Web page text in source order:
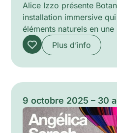
Alice Izzo présente
installation immersive
éléments naturels en
poétique. Par des formes
des assemblages
surfaces peintes et
éphémères pour
et perception. Un
Plus d’info
9 octobre 2025 – 30